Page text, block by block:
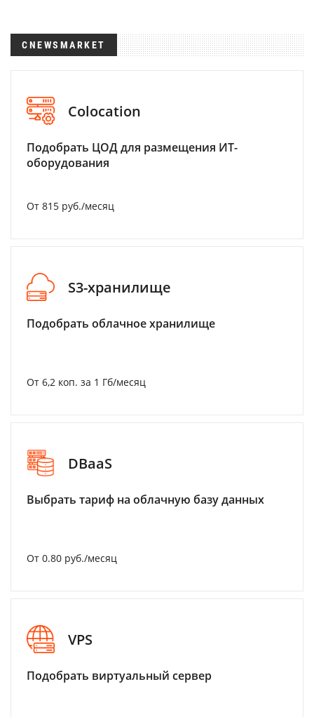
CNEWSMARKET
Colocation
Подобрать ЦОД для размещения ИТ-
оборудования
От 815 руб./месяц
S3-хранилище
Подобрать облачное хранилище
От 6,2 коп. за 1 Гб/месяц
DBaaS
Выбрать тариф на облачную базу данных
От 0.80 руб./месяц
VPS
Подобрать виртуальный сервер